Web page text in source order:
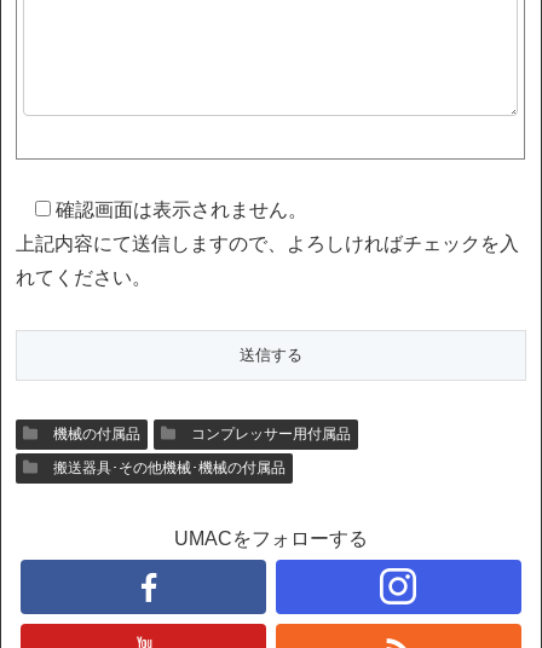
確認画面は表示されません。
上記内容にて送信しますので、よろしければチェックを入
れてください。
機械の付属品
コンプレッサー用付属品
搬送器具･その他機械･機械の付属品
UMACをフォローする